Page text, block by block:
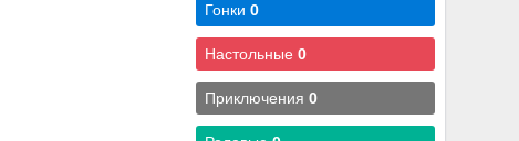
Гонки0
Настольные0
Приключения0